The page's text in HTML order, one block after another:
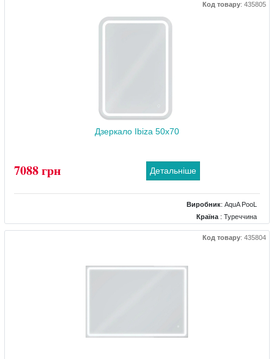
: підігрів, підсвічування, регулятор яскравості
підсвічування, сенсор торкання
Код товару: 435805
Дзеркало Ibiza 50x70
7088 грн Детальніше
Виробник: AquA PooL
Країна : Туреччина
Розміри: 500x700
: підігрів, підсвічування, регулятор яскравості
Код товару: 435804